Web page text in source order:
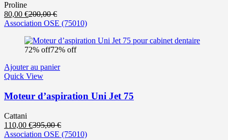
Proline
80,00 €Le
prix
est :
80,00 €.
200,00€Le
prix
était :
200,00 €.
Association OSE (75010)
72% off72% off
Ajouter au panier
Quick View
Moteur d’aspiration Uni Jet 75
Cattani
110,00 €Le
prix
395,00€Le
prix
Association OSE (75010)